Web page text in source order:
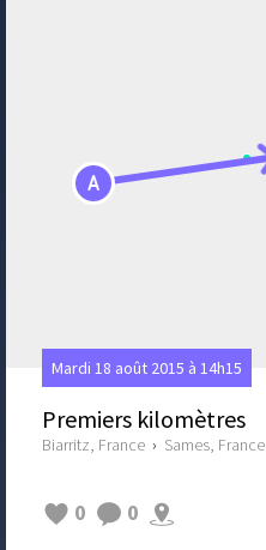
A
Mardi 18 août 2015 à 14h15
Premiers kilomètres
Biarritz, France › Sames, France
0 0